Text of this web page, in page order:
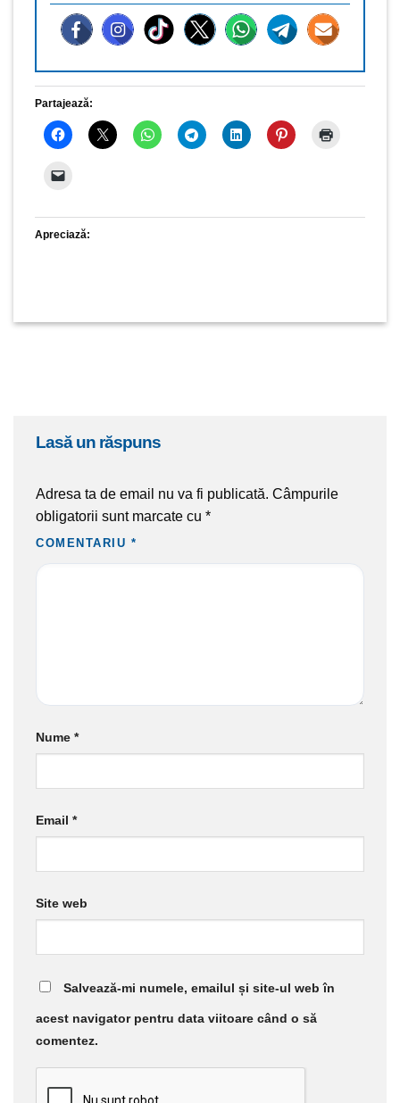
Partajează:
Apreciază:
lasă un răspuns
Adresa ta de email nu va fi publicată. Câmpurile
obligatorii sunt marcate cu *
COMENTARIU *
Nume *
Email *
Site web
Salvează-mi numele, emailul și site-ul web în
acest navigator pentru data viitoare când o să
comentez.